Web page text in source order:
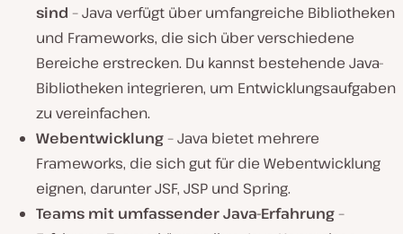
sind – Java verfügt über umfangreiche Bibliotheken
und Frameworks, die sich über verschiedene
Bereiche erstrecken. Du kannst bestehende Java-
Bibliotheken integrieren, um Entwicklungsaufgaben
zu vereinfachen.
Webentwicklung– Java bietet mehrere
Frameworks, die sich gut für die Webentwicklung
eignen, darunter JSF, JSP und Spring.
Teams mit umfassender Java-Erfahrung–